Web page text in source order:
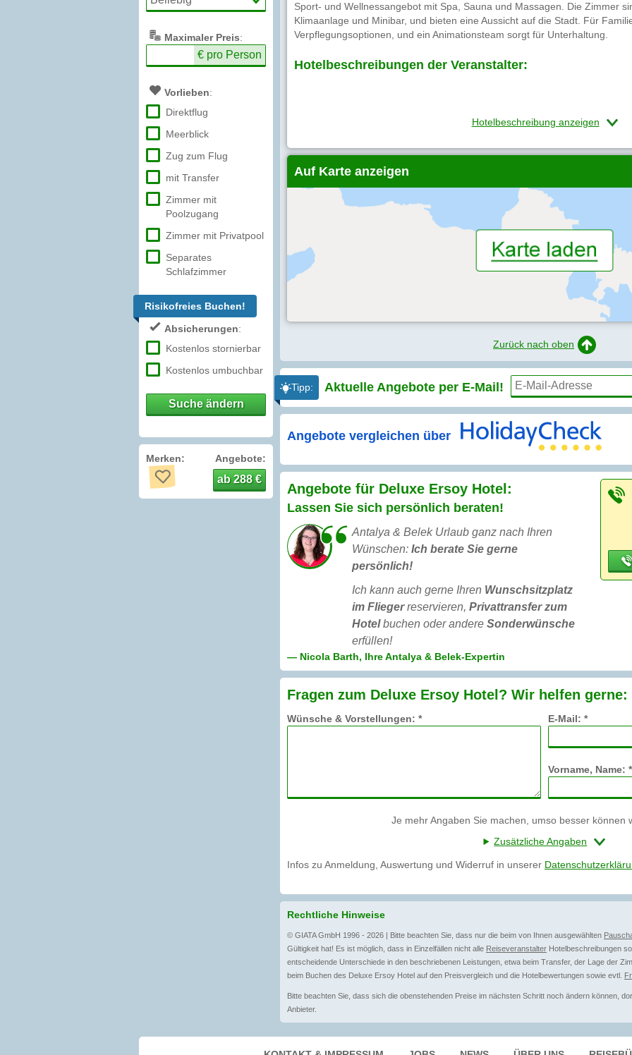
Maximaler Preis:
€ pro Person
Vorlieben:
Direktflug
Meerblick
Zug zum Flug
mit Transfer
Zimmer mit
Poolzugang
Zimmer mit Privatpool
Separates
Schlafzimmer
Risikofreies Buchen!
Absicherungen:
Kostenlos stornierbar
Kostenlos umbuchbar
Suche ändern
Merken: Angebote:
ab 288 €
Sport- und Wellnessangebot mit Spa, Sauna und Massagen. Die Zimmer
Klimaanlage und Minibar, und bieten eine Aussicht auf die Stadt. Für
Verpflegungsoptionen, und ein Animationsteam sorgt für Unterhaltung.
Hotelbeschreibungen der Veranstalter:
Hotelbeschreibung anzeigen
Auf Karte anzeigen
Zurück nach oben
Tipp: Aktuelle Angebote per E-Mail!
Angebote vergleichen über
Angebote für Deluxe Ersoy Hotel:
Lassen Sie sich persönlich beraten!
Antalya & Belek Urlaub ganz nach Ihren
Wünschen: Ich berate Sie gerne
persönlich!
Ich kann auch gerne Ihren Wunschsitzplatz
im Fliegerreservieren, Privattransfer zum
Hotelbuchen oder andere Sonderwünsche
erfüllen!
— Nicola Barth, Ihre Antalya & Belek-Expertin
Fragen zum Deluxe Ersoy Hotel? Wir helfen gerne:
Wünsche & Vorstellungen: * E-Mail: *
Vorname, Name: *
Je mehr Angaben Sie machen, umso besser können
Zusätzliche Angaben
Infos zu Anmeldung, Auswertung und Widerruf in unserer
Rechtliche Hinweise
© GIATA GmbH 1996 - 2026 | Bitte beachten Sie, dass nur die beim von Ihnen ausgewählten
Gültigkeit hat! Es ist möglich, dass in Einzelfällen nicht alle Reiseveranstalter Hotelbeschreibungen
entscheidende Unterschiede in den beschriebenen Leistungen, etwa beim Transfer, der Lage der
beim Buchen des Deluxe Ersoy Hotel auf den Preisvergleich und die Hotelbewertungen sowie evtl.
Bitte beachten Sie, dass sich die obenstehenden Preise im nächsten Schritt noch ändern können,
Anbieter.